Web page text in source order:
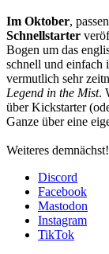
Im Oktober,
Schnellstarter
Bogen um das
schnell und einfach
vermutlich sehr
Legend in the Mist.
über Kickstarter
Ganze über eine
Weiteres demnächst!
Discord
Facebook
Mastodon
Instagram
TikTok